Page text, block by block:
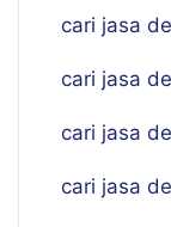
cari jasa
cari jasa
cari jasa
cari jasa